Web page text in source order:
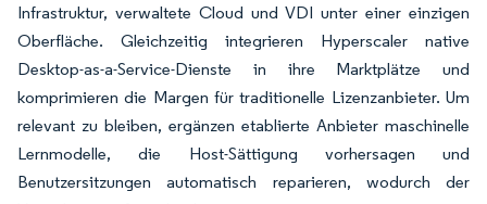
Infrastruktur, verwaltete Cloud und VDI unter einer einzigen
Oberfläche. Gleichzeitig integrieren Hyperscaler native
Desktop-as-a-Service-Dienste in ihre Marktplätze und
komprimieren die Margen für traditionelle Lizenzanbieter. Um
relevant zu bleiben, ergänzen etablierte Anbieter maschinelle
Lernmodelle, die Host-Sättigung vorhersagen und
Benutzersitzungen automatisch reparieren, wodurch der